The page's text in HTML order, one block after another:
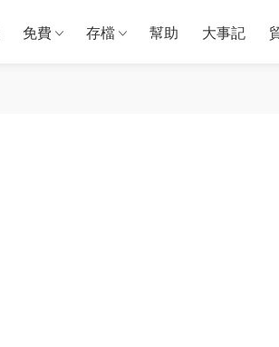
免費 存檔 幫助 大事記